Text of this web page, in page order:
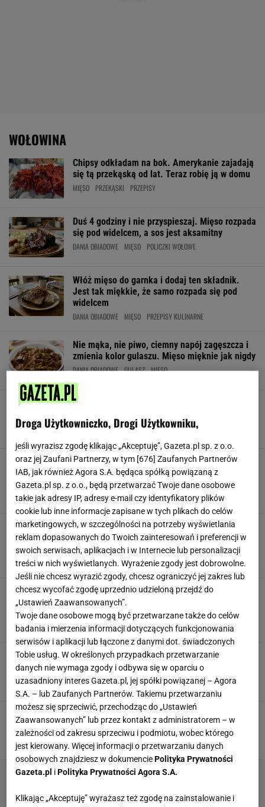
WOŁOWINA
Chipsy odkładam na bok. Amerykanie zajadają
się tą przekąską od lat. Teraz robię ją w domu
MIĘSO PRZEKĄSKI PRZEPISY
Duś 4 godziny i nie przyspieszaj. Mięso rozpada
się pod widelcem, a sos jest aksamitny
DANIA OBIADOWE MIĘSO POLICZKI WOŁOWE
Włóż mięso do garnka i dodaj ten składnik.
Jest tak miękkie, że samo rozpada się pod
widelcem
DANIA OBIADOWE MIĘSO PRZEPISY KULINARNE
Nie mąka, nie piwo, ciemny napój zagęszcza i
zmienia kolor gulaszu. Mięso mięknie jak nigdy
DANIA OBIADOWE GULASZ MIĘSO
Gęsta, aromatyczna i rozgrzewająca. Podobną
DANIA OBIADOWE MAKARON ORZO NEWS
100 razy lepszy niż węgierski. Ten gulasz
smakuje tak dobrze, że zjadam go nawet bez
chleba
GULASZ GULASZ WOŁOWY KUCHNIA FRANCUSKA
Zamiast doglądać do garnka, wkładam
wszystko do naczynia. Pieczony gulasz
wychodzi prima sort
GULASZ GULASZ WOŁOWY NEWS
W sobotę duszę, w niedzielę zjadam do
ostatniego kawałka. Mięso jest miękkie jak
masło
DANIA OBIADOWE MIĘSO PRZEPISY
"Złoto z kości" dziadkowie jedli bez wahania.
Pełne kolagenu, ale wielu nie chce spróbować
MIĘSO PRZEKĄSKI PRZEPISY
Ten rosół jadamy tylko 6 stycznia. Jest na
konkretnym mięsie i ma zaskakujący dodatek
PRZEPIS NA ROSÓŁ
Droga Użytkowniczko, Drogi Użytkowniku,
jeśli wyrazisz zgodę klikając „Akceptuję”, Gazeta.pl sp. z o.o.
oraz jej Zaufani Partnerzy, w tym [ 676 ] Zaufanych Partnerów
IAB, jak również Agora S.A. będąca spółką powiązaną z
Gazeta.pl sp. z o.o., będą przetwarzać Twoje dane osobowe
takie jak adresy IP, adresy e-mail czy identyfikatory plików
cookie lub inne informacje zapisane w tych plikach do celów
marketingowych, w szczególności na potrzeby wyświetlania
reklam dopasowanych do Twoich zainteresowań i preferencji w
swoich serwisach, aplikacjach i w Internecie lub personalizacji
treści w nich wyświetlanych. Wyrażenie zgody jest dobrowolne.
Jeśli nie chcesz wyrazić zgody, chcesz ograniczyć jej zakres lub
chcesz wycofać zgodę uprzednio udzieloną przejdź do
„Ustawień Zaawansowanych”.
Twoje dane osobowe mogą być przetwarzane także do celów
badania i mierzenia informacji dotyczących funkcjonowania
serwisów i aplikacji lub łączone z danymi dot. świadczonych
Tobie usług. W określonych przypadkach przetwarzanie
danych nie wymaga zgody i odbywa się w oparciu o
uzasadniony interes Gazeta.pl, jej spółki powiązanej – Agora
S.A. – lub Zaufanych Partnerów. Takiemu przetwarzaniu
możesz się sprzeciwić, przechodząc do „Ustawień
Zaawansowanych” lub przez kontakt z administratorem – w
zależności od zakresu sprzeciwu i podmiotu, wobec którego
jest kierowany. Więcej informacji o przetwarzaniu danych
osobowych znajdziesz w dokumencie Polityka Prywatności
Gazeta.pl i Polityka Prywatności Agora S.A.
Klikając „Akceptuję” wyrażasz też zgodę na zainstalowanie i